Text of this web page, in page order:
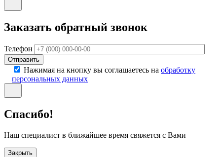
Заказать обратный звонок
Телефон
Отправить
Нажимая на кнопку вы соглашаетесь на обработку
персональных данных
Спасибо!
Наш специалист в ближайшее время свяжется с Вами
Закрыть